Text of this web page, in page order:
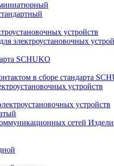
устройств
электроустановочных
SCHUKO
в сборе стандарта
устройств
устройств